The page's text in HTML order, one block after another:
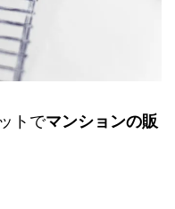
トでマンションの販